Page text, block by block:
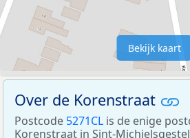
Bekijk kaart
Over de Korenstraat
Postcode 5271CL is de enige
Korenstraat in Sint-